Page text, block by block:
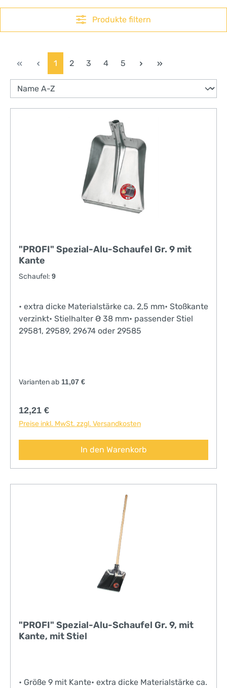
Produkte filtern
Seite
1 Seite
2 Seite
3 Seite
4 Seite
5
"PROFI" Spezial-Alu-Schaufel Gr. 9 mit
Kante
Schaufel: 9
• extra dicke Materialstärke ca. 2,5 mm• Stoßkante
verzinkt• Stielhalter Ø 38 mm• passender Stiel
29581, 29589, 29674 oder 29585
Varianten ab 11,07 €
Regulärer Preis:
12,21 €
Preise inkl. MwSt. zzgl. Versandkosten
In den Warenkorb
"PROFI" Spezial-Alu-Schaufel Gr. 9, mit
Kante, mit Stiel
• Größe 9 mit Kante• extra dicke Materialstärke ca.